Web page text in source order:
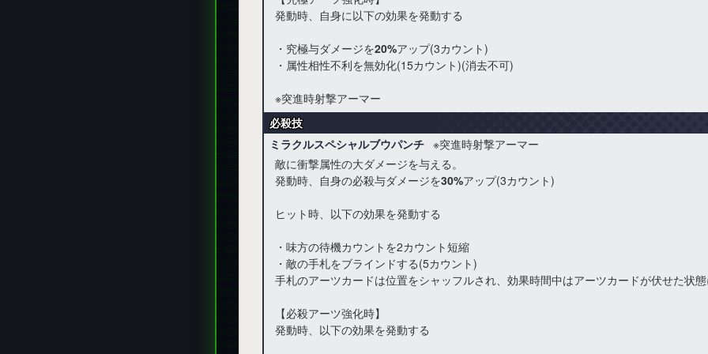
発動時、自身に以下の効果を発動する
・究極与ダメージを20%アップ(3カウント)
・属性相性不利を無効化(15カウント)(消去不可)
※突進時射撃アーマー
必殺技
ミラクルスペシャルブウパンチ ※突進時射撃アーマー
敵に衝撃属性の大ダメージを与える。
発動時、自身の必殺与ダメージを30%アップ(3カウント)
ヒット時、以下の効果を発動する
・味方の待機カウントを2カウント短縮
・敵の手札をブラインドする(5カウント)
手札のアーツカードは位置をシャッフルされ、効果時間中はアーツカードが伏せた状
【必殺アーツ強化時】
発動時、以下の効果を発動する